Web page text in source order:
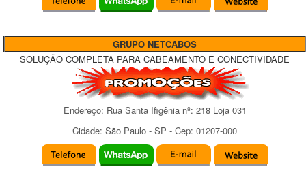
GRUPO NETCABOS
SOLUÇÃO COMPLETA PARA CABEAMENTO E CONECTIVIDADE
Endereço: Rua Santa Ifigênianº: 218 Loja 031
Cidade: São Paulo - SP - Cep: 01207-000